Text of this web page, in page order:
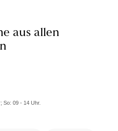
aus allen
So: 09 - 14 Uhr.